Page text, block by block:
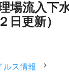
場流入下
日更新）
ルス情報 navigate_next